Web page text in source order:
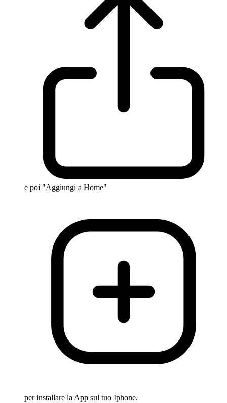
e poi "Aggiungi a Home"
per installare la App sul tuo Iphone.